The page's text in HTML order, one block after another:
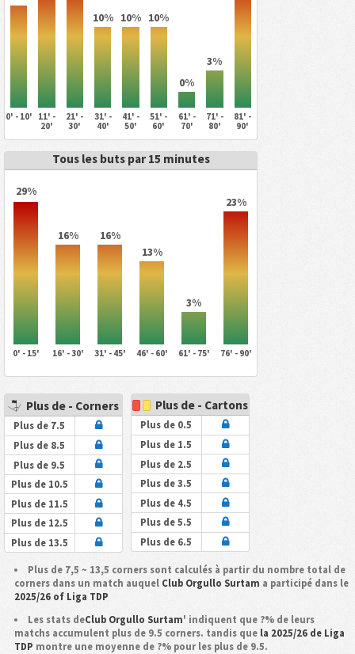
10% 10% 10%
0%
3%
0' - 10'
11' -
20'
21' -
30'
31' -
40'
41' -
50'
51' -
60'
61' -
70'
71' -
80'
81' -
90'
Tous les buts par 15 minutes
29%
16%
16%
13%
3%
23%
0' - 15' 16' - 30' 31' - 45' 46' - 60' 61' - 75' 76' - 90'
Plus de - Corners
Plus de 7.5
Plus de 8.5
Plus de 9.5
Plus de 10.5
Plus de 11.5
Plus de 12.5
Plus de 13.5
Plus de - Cartons
Plus de 0.5
Plus de 1.5
Plus de 2.5
Plus de 3.5
Plus de 4.5
Plus de 5.5
Plus de 6.5
Plus de 7,5 ~ 13,5 corners sont calculés à partir du nombre total de
corners dans un match auquel Club Orgullo Surtam a participé dans le
2025/26 of Liga TDP
Les stats deClub Orgullo Surtam' indiquent que ?% de leurs
matchs accumulent plus de 9.5 corners. tandis que la 2025/26 de Liga
TDP montre une moyenne de ?% pour les plus de 9.5.